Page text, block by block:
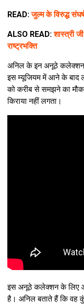
READ:जुल्म के विरुद्ध
ALSO READ:शास्त्री
राष्ट्रभक्ति
अनिल के इन अनूठे कलेक्शन
इस म्यूजियम में आने के बाद
को करीब से समझने का
किराया नहीं लगता।
इस अनूठे कलेक्शन के लिए
है। अनिल बताते हैं कि वह